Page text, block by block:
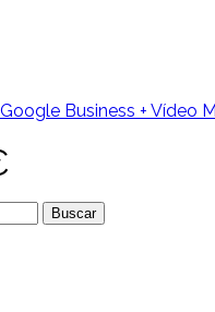
Business + Vídeo